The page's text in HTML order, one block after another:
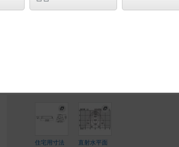
◆工場在庫品
住宅用寸法
直射水平面